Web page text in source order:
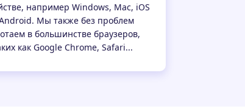
например Windows, Mac, iOS
Мы также без проблем
в большинстве браузеров,
как Google Chrome, Safari...